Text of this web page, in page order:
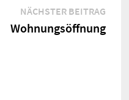
NÄCHSTER BEITRAG
Wohnungsöffnung